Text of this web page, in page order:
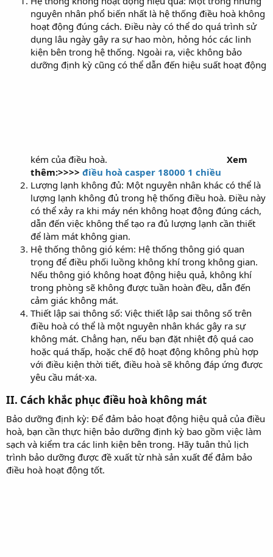
nguyên nhân phổ biến nhất là hệ thống điều hoà không
hoạt động đúng cách. Điều này có thể do quá trình sử
dụng lâu ngày gây ra sự hao mòn, hỏng hóc các linh
kiện bên trong hệ thống. Ngoài ra, việc không bảo
dưỡng định kỳ cũng có thể dẫn đến hiệu suất hoạt động
kém của điều hoà.
Xem
thêm:>>>> điều hoà casper 18000 1 chiều
Lượng lạnh không đủ: Một nguyên nhân khác có thể là
lượng lạnh không đủ trong hệ thống điều hoà. Điều này
có thể xảy ra khi máy nén không hoạt động đúng cách,
dẫn đến việc không thể tạo ra đủ lượng lạnh cần thiết
để làm mát không gian.
Hệ thống thông gió kém: Hệ thống thông gió quan
trọng để điều phối luồng không khí trong không gian.
Nếu thông gió không hoạt động hiệu quả, không khí
trong phòng sẽ không được tuần hoàn đều, dẫn đến
cảm giác không mát.
Thiết lập sai thông số: Việc thiết lập sai thông số trên
điều hoà có thể là một nguyên nhân khác gây ra sự
không mát. Chẳng hạn, nếu bạn đặt nhiệt độ quá cao
hoặc quá thấp, hoặc chế độ hoạt động không phù hợp
với điều kiện thời tiết, điều hoà sẽ không đáp ứng được
yêu cầu mát-xa.
II. Cách khắc phục điều hoà không mát​
Bảo dưỡng định kỳ: Để đảm bảo hoạt động hiệu quả của điều
hoà, bạn cần thực hiện bảo dưỡng định kỳ bao gồm việc làm
sạch và kiểm tra các linh kiện bên trong. Hãy tuân thủ lịch
trình bảo dưỡng được đề xuất từ nhà sản xuất để đảm bảo
điều hoà hoạt động tốt.